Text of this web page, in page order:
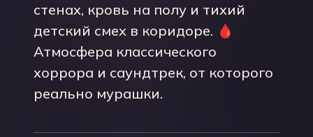
стенах, кровь на полу и тихий
детский смех в коридоре. 🩸
Атмосфера классического
хоррора и саундтрек, от которого
реально мурашки.